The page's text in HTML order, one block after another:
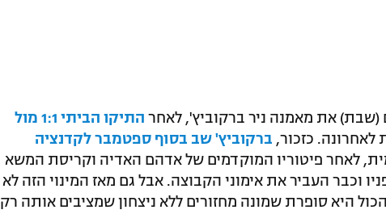
(שבת) את מאמנה ניר ברקוביץ', לאחר
התיקו הביתי 1:1 מול
לאחרונה. כזכור, ברקוביץ' שב בסוף ספטמבר לקדנציה
לאחר פיטוריו המוקדמים של אדהם האדיה וקריסת המשא
וכבר העביר את אימוני הקבוצה. אבל גם מאז המינוי הזה לא
היא סופרת שמונה מחזורים ללא ניצחון שמציבים אותה רק